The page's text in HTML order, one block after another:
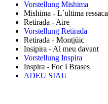
Vorstellung Mishima
Mishima - L`ultima ressaca
Retirada - Aire
Vorstellung Retirada
Retirada - Montjüic
Insipira - Al meu davant
Vorstellung Inspira
Inspira - Foc i Brases
ADEU SIAU